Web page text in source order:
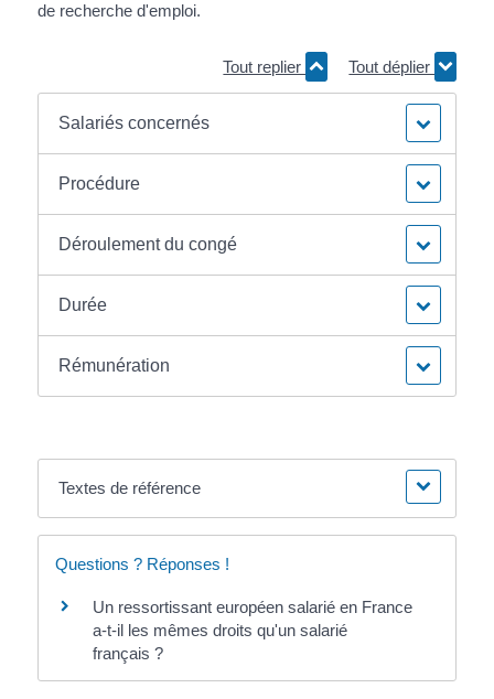
de recherche d'emploi.
Tout replier Tout déplier
Salariés concernés
Procédure
Déroulement du congé
Durée
Rémunération
Textes de référence
Questions ? Réponses !
Un ressortissant européen salarié en France
a-t-il les mêmes droits qu'un salarié
français ?